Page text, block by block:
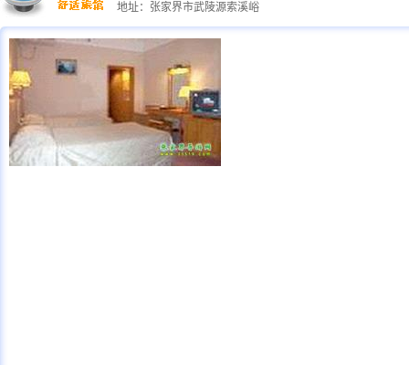
地址：张家界市武陵源索溪峪